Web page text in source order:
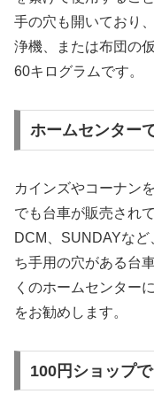
手の穴も開いており
浄機、または布団の
60キログラムです。
ホームセンター
カインズやコーナン
でも台車が販売され
DCM、SUNDAYな
ち手用の穴がある台
くのホームセンター
をお勧めします。
100円ショップ